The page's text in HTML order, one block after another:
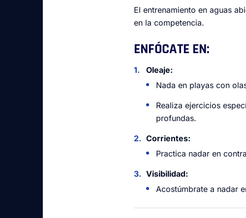
El entrenamiento en aguas
en la competencia.
ENFÓCATE EN:
Oleaje:
Nada en playas con
Realiza ejercicios
profundas.
Corrientes:
Practica nadar en
Visibilidad:
Acostúmbrate a nadar